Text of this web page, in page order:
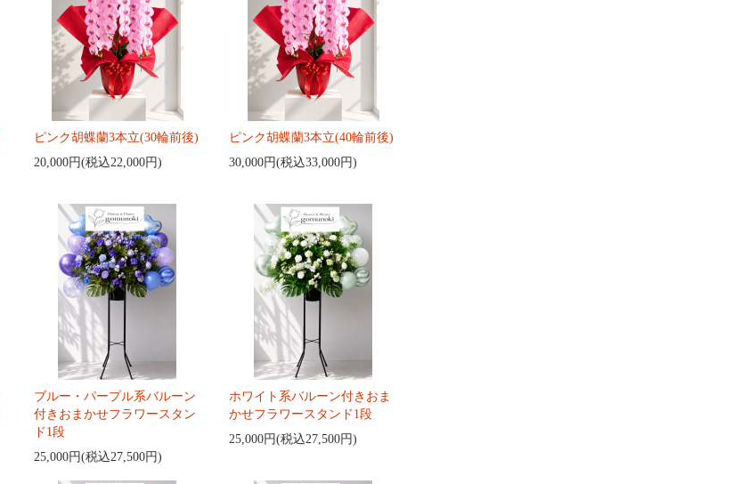
ピンク胡蝶蘭3本立(30輪前後)
20,000円(税込22,000円)
ピンク胡蝶蘭3本立(40輪前後)
30,000円(税込33,000円)
ブルー・パープル系バルーン
付きおまかせフラワースタン
ド1段
25,000円(税込27,500円)
ホワイト系バルーン付きおま
かせフラワースタンド1段
25,000円(税込27,500円)